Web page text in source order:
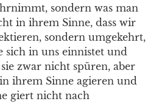
sondern was man
in ihrem Sinne, dass wir
sondern umgekehrt,
sich in uns einnistet und
zwar nicht spüren, aber
ihrem Sinne agieren und
giert nicht nach